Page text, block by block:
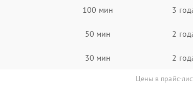
100 мин 3
50 мин 2
30 мин 2
Цены в прайс-